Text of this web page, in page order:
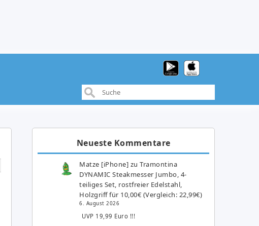
Neueste Kommentare
Matze [iPhone] zuTramontina
DYNAMIC Steakmesser Jumbo, 4-
teiliges Set, rostfreier Edelstahl,
Holzgriff für 10,00€ (Vergleich: 22,99€)
6. August 2026
UVP 19,99 Euro !!!